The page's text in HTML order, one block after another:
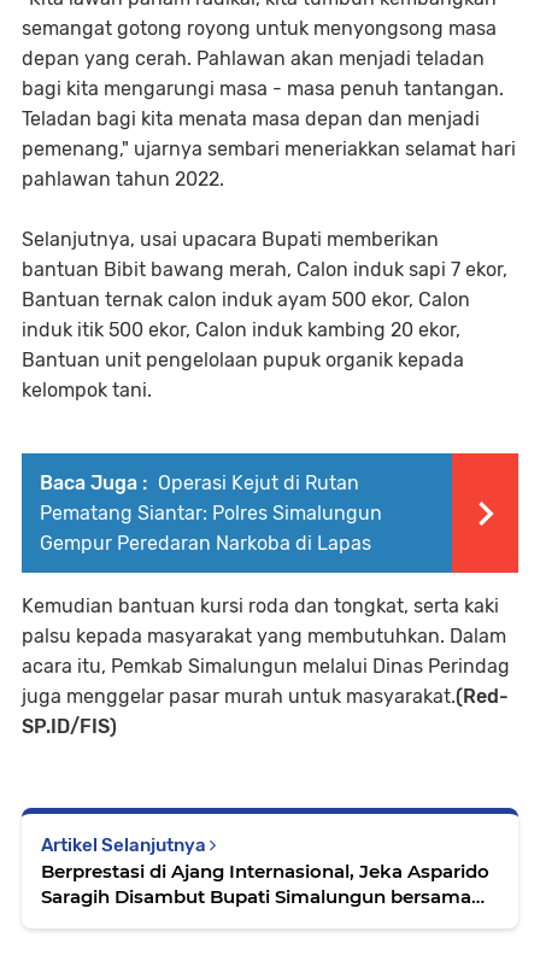
semangat gotong royong untuk menyongsong masa
depan yang cerah. Pahlawan akan menjadi teladan
bagi kita mengarungi masa - masa penuh tantangan.
Teladan bagi kita menata masa depan dan menjadi
pemenang," ujarnya sembari meneriakkan selamat hari
pahlawan tahun 2022.
Selanjutnya, usai upacara Bupati memberikan
bantuan Bibit bawang merah, Calon induk sapi 7 ekor,
Bantuan ternak calon induk ayam 500 ekor, Calon
induk itik 500 ekor, Calon induk kambing 20 ekor,
Bantuan unit pengelolaan pupuk organik kepada
kelompok tani.
Baca Juga : Operasi Kejut di Rutan
Pematang Siantar: Polres Simalungun
Gempur Peredaran Narkoba di Lapas
Kemudian bantuan kursi roda dan tongkat, serta kaki
palsu kepada masyarakat yang membutuhkan. Dalam
acara itu, Pemkab Simalungun melalui Dinas Perindag
juga menggelar pasar murah untuk masyarakat.(Red-
SP.ID/FIS)
Artikel Selanjutnya
Berprestasi di Ajang Internasional, Jeka Asparido
Saragih Disambut Bupati Simalungun bersama